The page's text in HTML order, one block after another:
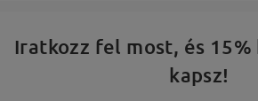
Iratkozz fel most, és
kapsz!